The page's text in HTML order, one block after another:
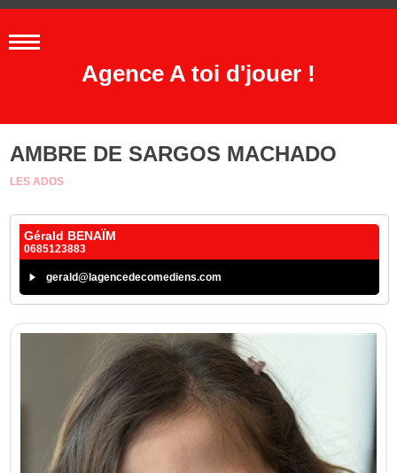
Agence A toi d'jouer !
AMBRE DE SARGOS MACHADO
LES ADOS
Gérald BENAÏM
0685123883
gerald@lagencedecomediens.com